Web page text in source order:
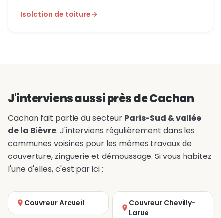
Isolation de toiture
J'interviens aussi près de Cachan
Cachan fait partie du secteur Paris-Sud & vallée
de la Bièvre. J'interviens régulièrement dans les
communes voisines pour les mêmes travaux de
couverture, zinguerie et démoussage. Si vous habitez
l'une d'elles, c'est par ici :
Couvreur Arcueil
Couvreur Chevilly-
Larue